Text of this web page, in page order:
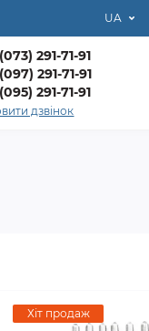
UA
291-71-91
291-71-91
291-71-91
дзвінок
Хіт продаж